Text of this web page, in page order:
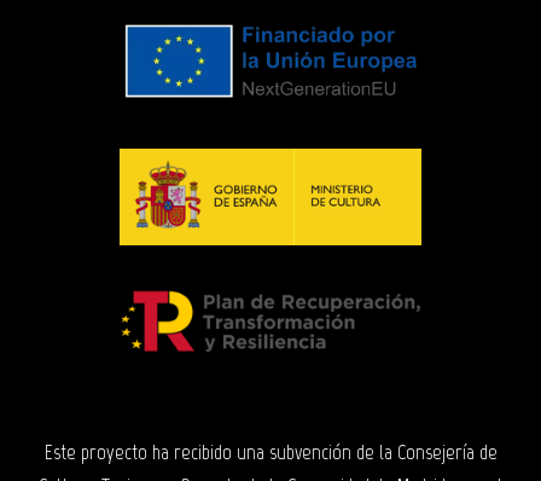
Este proyecto ha recibido una subvención de la Consejería de